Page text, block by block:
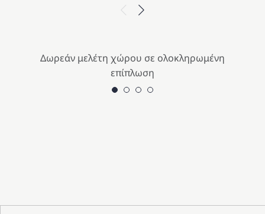
Previous
Next
Δωρεάν μελέτη χώρου σε ολοκληρωμένη
επίπλωση